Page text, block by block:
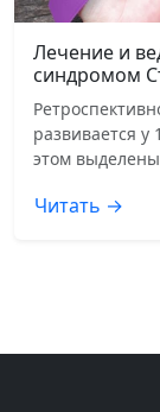
Лечение и
синдромом
развивается
этом
Читать →